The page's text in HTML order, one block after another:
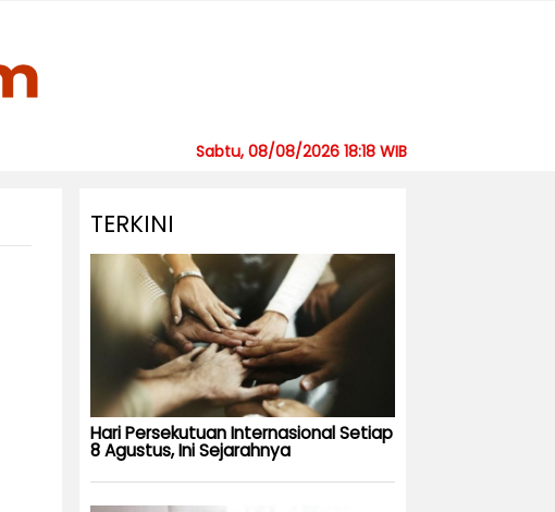
Sabtu, 08/08/2026 18:18 WIB
TERKINI
Hari Persekutuan Internasional Setiap
8 Agustus, Ini Sejarahnya